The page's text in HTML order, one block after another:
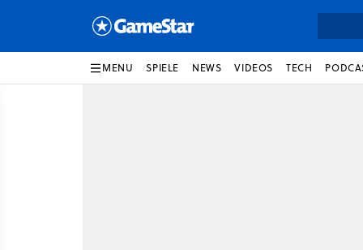
MENU SPIELE NEWS VIDEOS TECH